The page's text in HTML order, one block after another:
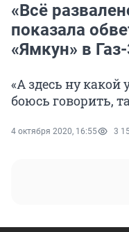
«Всё
показала
«Ямкун» в
«А здесь ну какой
боюсь говорить,
4 октября 2020, 16:55 3